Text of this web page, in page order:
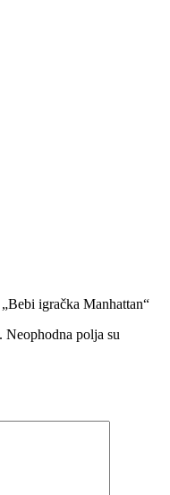
igračka Manhattan“
Neophodna polja su